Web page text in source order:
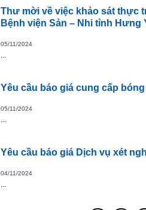
Thư mời về việc khảo sát thực
Bệnh viện Sản – Nhi tỉnh Hưng
05/11/2024
Yêu cầu báo giá cung cấp
05/11/2024
Yêu cầu báo giá Dịch vụ xét
04/11/2024